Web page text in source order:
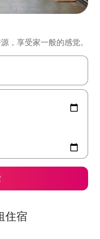
，享受家一般的感觉。
看，或通过点击或滑动手势
住宿